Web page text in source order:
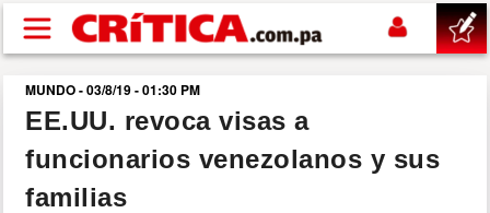
Pasar al contenido principal
buscar
SUCESOS
MUNDO - 03/8/19 - 01:30 PM
EE.UU. revoca visas a
funcionarios venezolanos y sus
familias